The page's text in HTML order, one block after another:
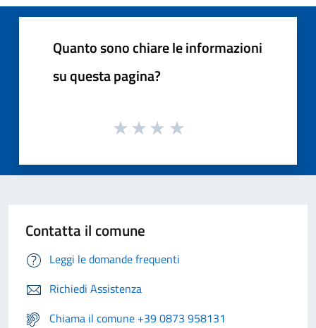
Quanto sono chiare le informazioni
su questa pagina?
Contatta il comune
Leggi le domande frequenti
Richiedi Assistenza
Chiama il comune +39 0873 958131